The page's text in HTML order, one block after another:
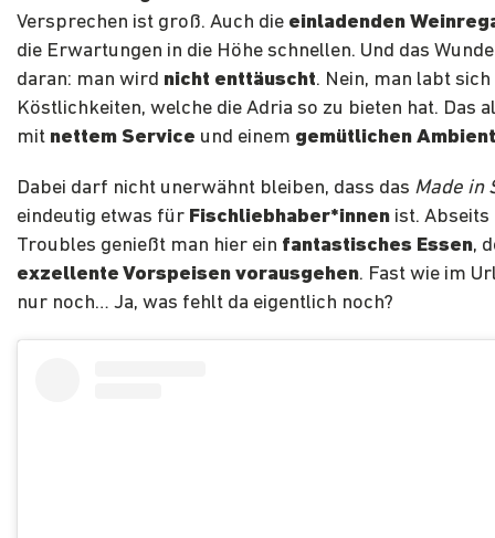
Versprechen ist groß. Auch die einladenden
die Erwartungen in die Höhe schnellen. Und das
daran: man wird nicht enttäuscht. Nein, man labt
Köstlichkeiten, welche die Adria so zu bieten hat. Das
mit nettem Service und einem gemütlichen
Dabei darf nicht unerwähnt bleiben, dass das Made in
eindeutig etwas für Fischliebhaber*innen ist. Abseits
Troubles genießt man hier ein fantastisches Essen,
exzellente Vorspeisen vorausgehen. Fast wie im
nur noch… Ja, was fehlt da eigentlich noch?